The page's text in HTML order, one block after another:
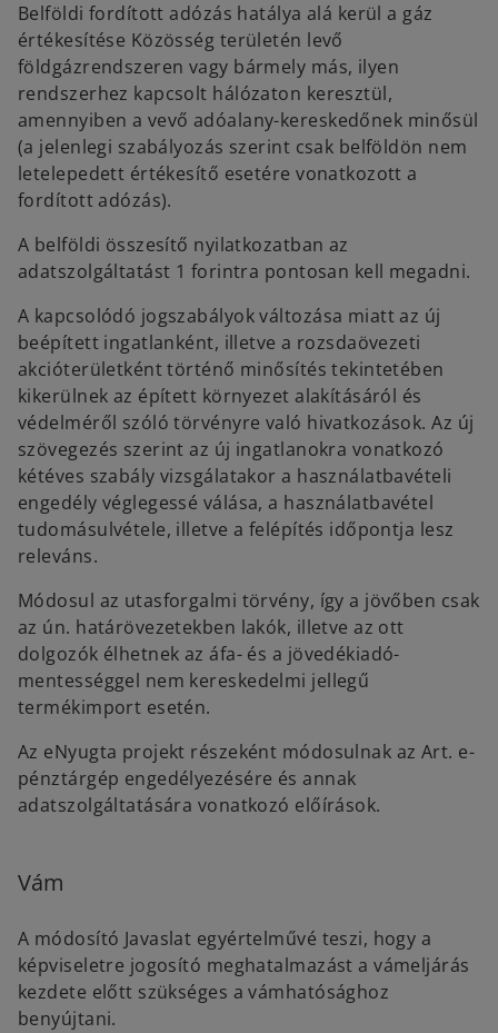
Belföldi fordított adózás hatálya alá kerül a gáz
értékesítése Közösség területén levő
földgázrendszeren vagy bármely más, ilyen
rendszerhez kapcsolt hálózaton keresztül,
amennyiben a vevő adóalany-kereskedőnek minősül
(a jelenlegi szabályozás szerint csak belföldön nem
letelepedett értékesítő esetére vonatkozott a
fordított adózás).
A belföldi összesítő nyilatkozatban az
adatszolgáltatást 1 forintra pontosan kell megadni.
A kapcsolódó jogszabályok változása miatt az új
beépített ingatlanként, illetve a rozsdaövezeti
akcióterületként történő minősítés tekintetében
kikerülnek az épített környezet alakításáról és
védelméről szóló törvényre való hivatkozások. Az új
szövegezés szerint az új ingatlanokra vonatkozó
kétéves szabály vizsgálatakor a használatbavételi
engedély véglegessé válása, a használatbavétel
tudomásulvétele, illetve a felépítés időpontja lesz
releváns.
Módosul az utasforgalmi törvény, így a jövőben csak
az ún. határövezetekben lakók, illetve az ott
dolgozók élhetnek az áfa- és a jövedékiadó-
mentességgel nem kereskedelmi jellegű
termékimport esetén.
Az eNyugta projekt részeként módosulnak az Art. e-
pénztárgép engedélyezésére és annak
adatszolgáltatására vonatkozó előírások.
Vám
A módosító Javaslat egyértelművé teszi, hogy a
képviseletre jogosító meghatalmazást a vámeljárás
kezdete előtt szükséges a vámhatósághoz
benyújtani.